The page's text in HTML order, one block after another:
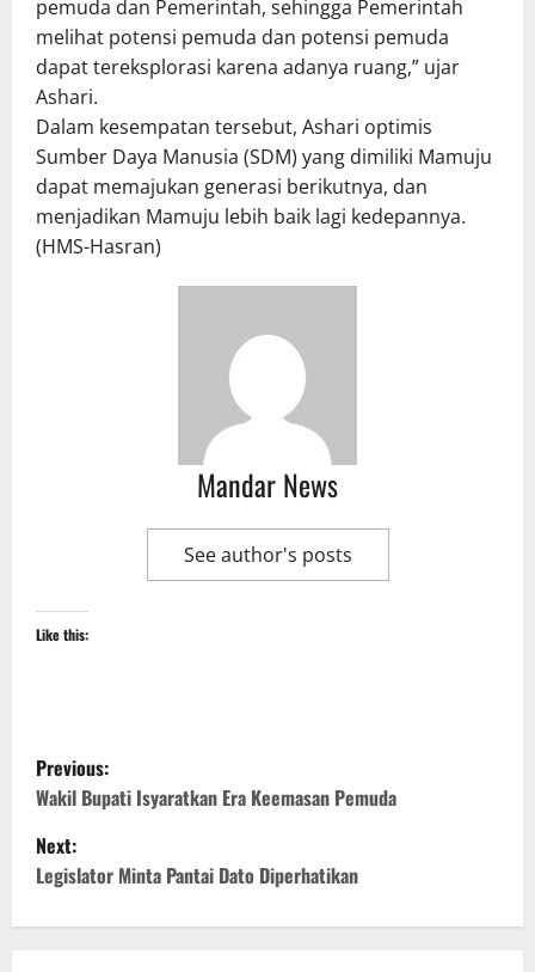
pemuda dan Pemerintah, sehingga Pemerintah
melihat potensi pemuda dan potensi pemuda
dapat tereksplorasi karena adanya ruang,” ujar
Ashari.
Dalam kesempatan tersebut, Ashari optimis
Sumber Daya Manusia (SDM) yang dimiliki Mamuju
dapat memajukan generasi berikutnya, dan
menjadikan Mamuju lebih baik lagi kedepannya.
(HMS-Hasran)
Mandar News
See author's posts
Like this:
P
o
s
Previous:
Wakil Bupati Isyaratkan Era Keemasan Pemuda
Next:
Legislator Minta Pantai Dato Diperhatikan